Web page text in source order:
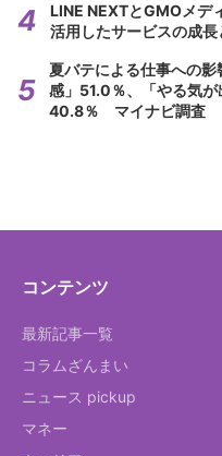
LINE NEXTとGMOメ
活用したサービスの成
夏バテによる仕事への
感」51.0％、「やる気が
40.8％ マイナビ調査
コンテンツ
最新記事一覧
コラムざんまい
ニュース pickup
マネー